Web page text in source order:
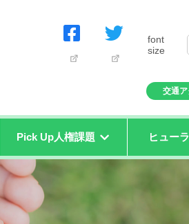
font
size
交通
Pick Up人権課題 ヒュー